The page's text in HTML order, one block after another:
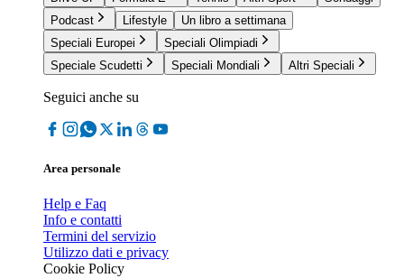
Podcast
Lifestyle
Un libro a settimana
Speciali Europei
Speciali Olimpiadi
Speciale Scudetti
Speciali Mondiali Altri Speciali
Seguici anche su
Area personale
Help e Faq
Info e contatti
Termini del servizio
Utilizzo dati e privacy
Cookie Policy